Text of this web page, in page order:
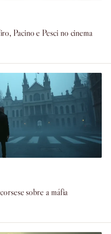
Pacino e Pesci no cinema
sobre a máfia